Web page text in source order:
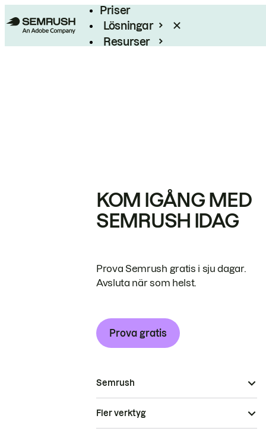
Priser
Lösningar
Resurser
KOM IGÅNG MED
SEMRUSH IDAG
Prova Semrush gratis i sju dagar.
Avsluta när som helst.
Prova gratis
Semrush
Fler verktyg